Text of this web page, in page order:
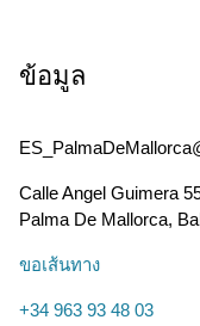
ข้อมูล
Calle Angel Guimera
Palma De Mallorca,
ขอเส้นทาง
+34 963 93 48 03